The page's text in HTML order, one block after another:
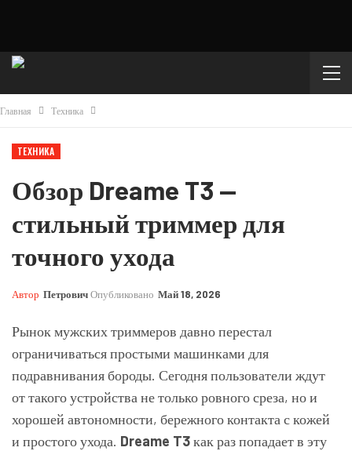
Главная Техника
ТЕХНИКА
Обзор Dreame T3 —
стильный триммер для
точного ухода
Автор ПетровичОпубликовано Май 18, 2026
Рынок мужских триммеров давно перестал
ограничиваться простыми машинками для
подравнивания бороды. Сегодня пользователи ждут
от такого устройства не только ровного среза, но и
хорошей автономности, бережного контакта с кожей
и простого ухода. Dreame T3как раз попадает в эту